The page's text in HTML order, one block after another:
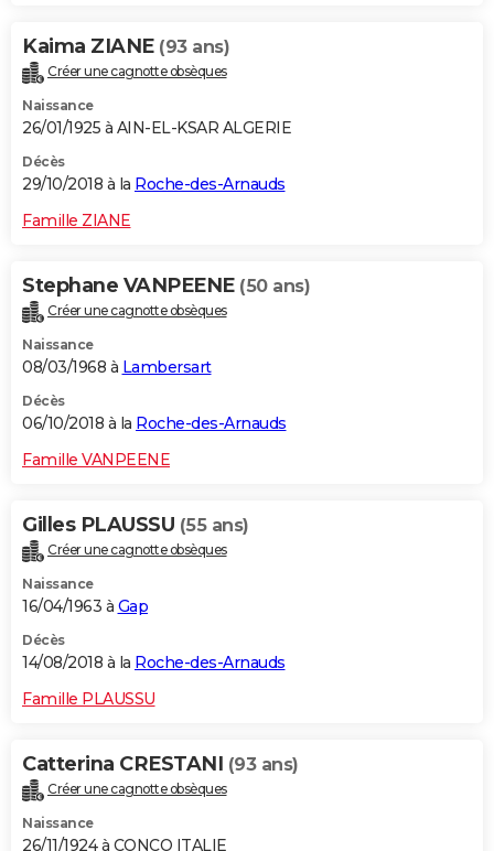
Kaima ZIANE (93 ans)
Créer une cagnotte obsèques
Naissance
26/01/1925 à AIN-EL-KSAR ALGERIE
Décès
29/10/2018 à la Roche-des-Arnauds
Famille ZIANE
Stephane VANPEENE (50 ans)
Créer une cagnotte obsèques
Naissance
08/03/1968 à Lambersart
Décès
06/10/2018 à la Roche-des-Arnauds
Famille VANPEENE
Gilles PLAUSSU (55 ans)
Créer une cagnotte obsèques
Naissance
16/04/1963 à Gap
Décès
14/08/2018 à la Roche-des-Arnauds
Famille PLAUSSU
Catterina CRESTANI (93 ans)
Créer une cagnotte obsèques
Naissance
26/11/1924 à CONCO ITALIE